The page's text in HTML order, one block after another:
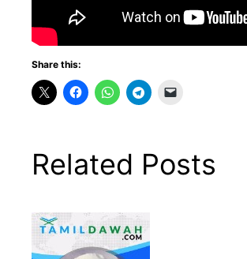
Share this:
Related Posts